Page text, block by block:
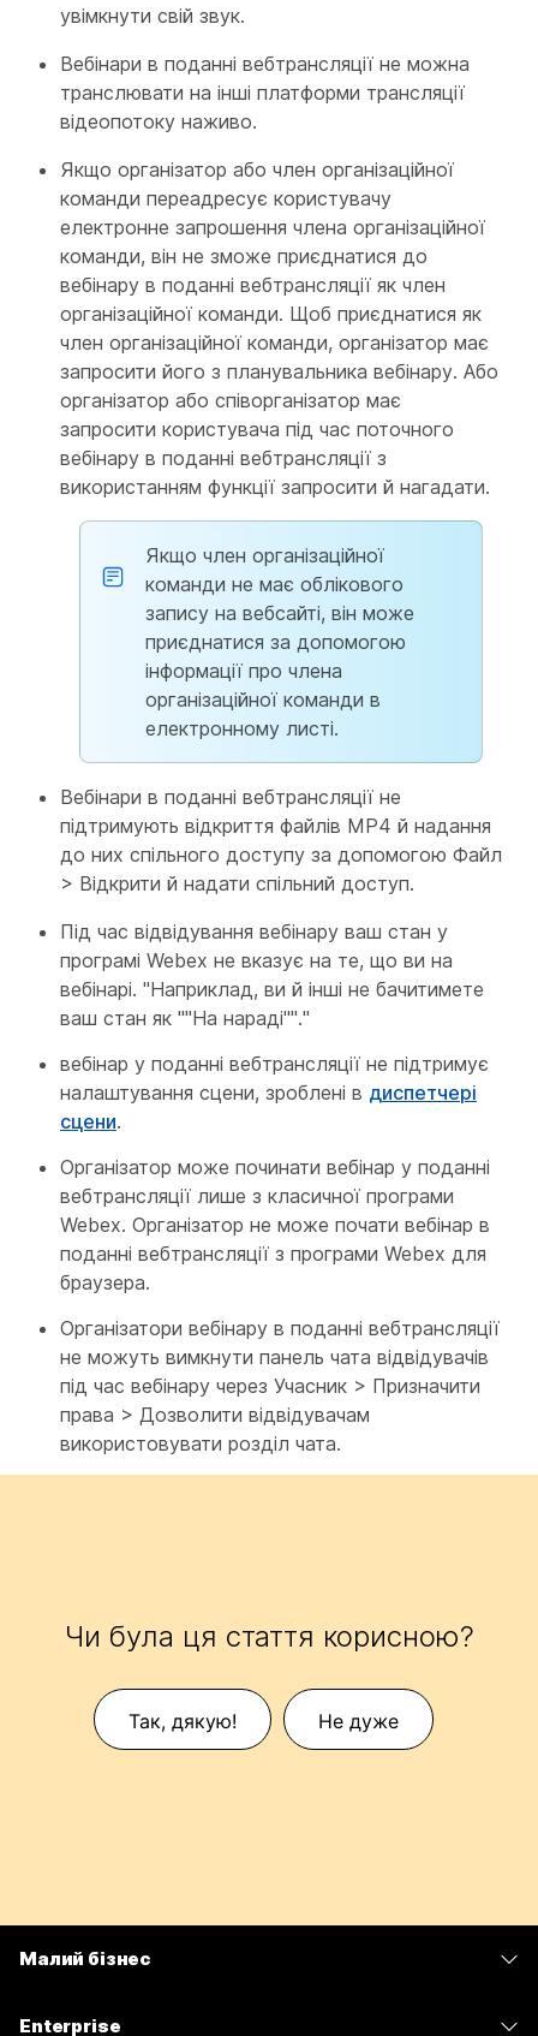
увімкнути свій звук.
Вебінари в поданні вебтрансляції не можна
транслювати на інші платформи трансляції
відеопотоку наживо.
Якщо організатор або член організаційної
команди переадресує користувачу
електронне запрошення члена організаційної
команди, він не зможе приєднатися до
вебінару в поданні вебтрансляції як член
організаційної команди. Щоб приєднатися як
член організаційної команди, організатор має
запросити його з планувальника вебінару. Або
організатор або співорганізатор має
запросити користувача під час поточного
вебінару в поданні вебтрансляції з
використанням функції запросити й нагадати.
Якщо член організаційної
команди не має облікового
запису на вебсайті, він може
приєднатися за допомогою
інформації про члена
організаційної команди в
електронному листі.
Вебінари в поданні вебтрансляції не
підтримують відкриття файлів MP4 й надання
до них спільного доступу за допомогою Файл
> Відкрити й надати спільний доступ.
Під час відвідування вебінару ваш стан у
програмі Webex не вказує на те, що ви на
вебінарі. "Наприклад, ви й інші не бачитимете
ваш стан як ""На нараді""."
вебінар у поданні вебтрансляції не підтримує
налаштування сцени, зроблені в диспетчері
сцени.
Організатор може починати вебінар у поданні
вебтрансляції лише з класичної програми
Webex. Організатор не може почати вебінар в
поданні вебтрансляції з програми Webex для
браузера.
Організатори вебінару в поданні вебтрансляції
не можуть вимкнути панель чата відвідувачів
під час вебінару через Учасник > Призначити
права > Дозволити відвідувачам
використовувати розділ чата.
Чи була ця стаття корисною?
Так, дякую! Не дуже
Малий бізнес
Enterprise